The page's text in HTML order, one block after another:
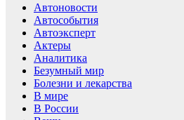
Автоновости
Автособытия
Автоэксперт
Актеры
Аналитика
Безумный мир
Болезни и лекарства
В мире
В России